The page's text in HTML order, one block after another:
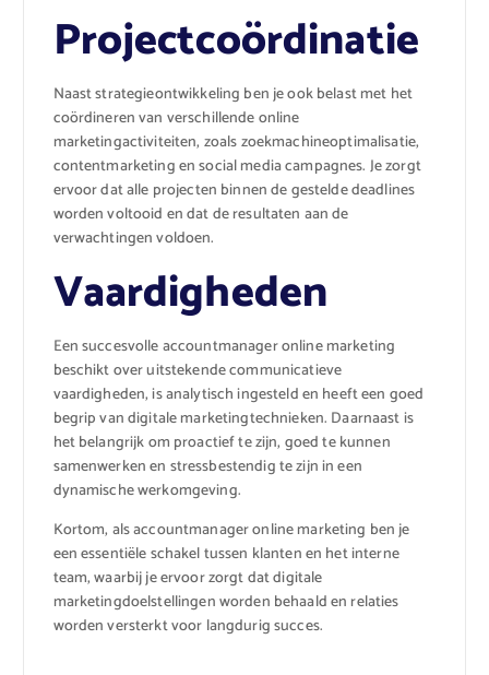
Projectcoördinatie
Naast strategieontwikkeling ben je ook belast met het
coördineren van verschillende online
marketingactiviteiten, zoals zoekmachineoptimalisatie,
contentmarketing en social media campagnes. Je zorgt
ervoor dat alle projecten binnen de gestelde deadlines
worden voltooid en dat de resultaten aan de
verwachtingen voldoen.
Vaardigheden
Een succesvolle accountmanager online marketing
beschikt over uitstekende communicatieve
vaardigheden, is analytisch ingesteld en heeft een goed
begrip van digitale marketingtechnieken. Daarnaast is
het belangrijk om proactief te zijn, goed te kunnen
samenwerken en stressbestendig te zijn in een
dynamische werkomgeving.
Kortom, als accountmanager online marketing ben je
een essentiële schakel tussen klanten en het interne
team, waarbij je ervoor zorgt dat digitale
marketingdoelstellingen worden behaald en relaties
worden versterkt voor langdurig succes.